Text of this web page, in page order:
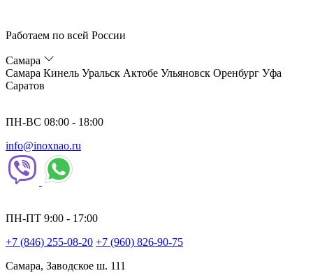
Работаем по всей России
Самара
Самара Кинель Уральск Актобе Ульяновск Оренбург Уфа
Саратов
ПН-ВС 08:00 - 18:00
info@inoxnao.ru
ПН-ПТ 9:00 - 17:00
+7 (846) 255-08-20 +7 (960) 826-90-75
Самара, Заводское ш. 111